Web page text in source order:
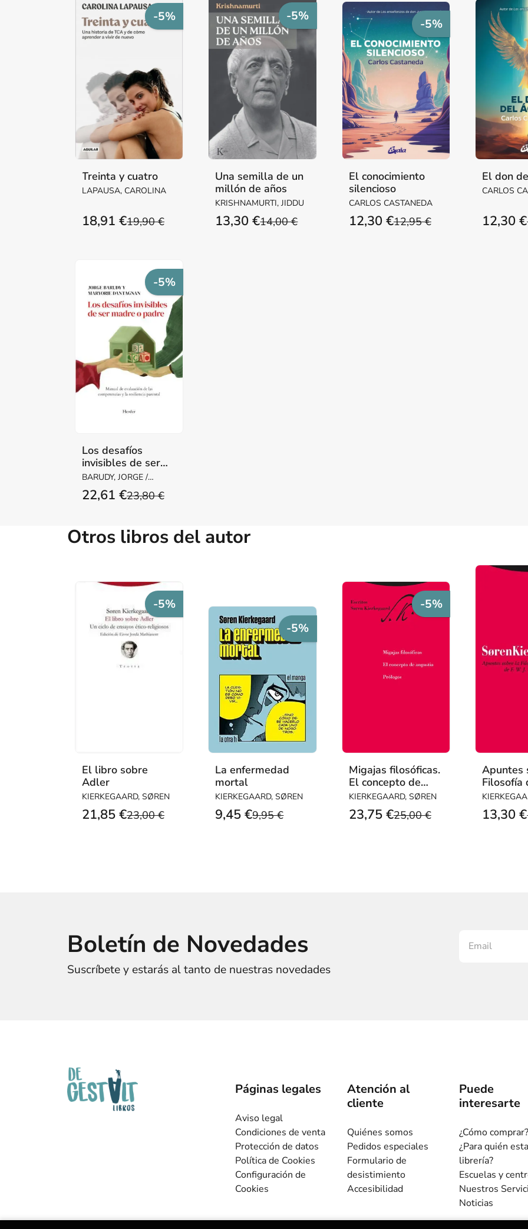
-5%
Treinta y cuatro
LAPAUSA, CAROLINA
19,90 €
18,91 €
-5%
Una semilla de un
millón de años
KRISHNAMURTI, JIDDU
14,00 €
13,30 €
-5%
El conocimiento
silencioso
CARLOS CASTANEDA
12,95 €
12,30 €
El don
CARLOS
12,30 €
-5%
Los desafíos
invisibles de ser
madre o padre
BARUDY, JORGE /
DANTAGNAN,
MARYORIE 23,80 €
22,61 €
Otros libros del autor
-5%
El libro sobre
Adler
KIERKEGAARD, SØREN
23,00 €
21,85 €
-5%
La enfermedad
mortal
KIERKEGAARD, SØREN
9,95 €
9,45 €
-5%
Migajas filosóficas.
El concepto de
angustia. Prólogos
KIERKEGAARD, SØREN
25,00 €
23,75 €
Apuntes
Filosofía
W. J.
(1841-
13,30 €
Boletín de Novedades
Suscríbete y estarás al tanto de nuestras novedades
Páginas legales
Aviso legal
Condiciones de venta
Protección de datos
Política de Cookies
Configuración de
Cookies
Atención al
cliente
Quiénes somos
Pedidos especiales
Formulario de
desistimiento
Accesibilidad
Puede
interesarte
¿Cómo comprar?
¿Para quién esta
librería?
Escuelas y
Nuestros
Noticias